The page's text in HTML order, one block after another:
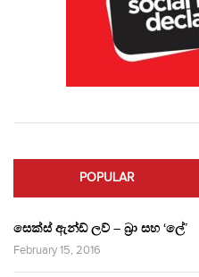
POPULAR
සෙක්ස් ඇන්ඩ් ලව් – බ්‍රා සහ ‘ලේ’
February 15, 2016